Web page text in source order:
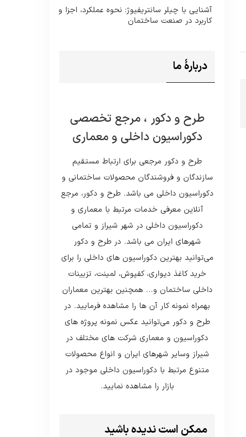
آشنایی با چیلر سانتریفیوژ: نحوه عملکرد، اجزا و
کاربرد در صنعت ساختمان
دربارۀ ما
طرح و دکور ، مرجع تخصصی
دکوراسیون داخلی و معماری
طرح و دکور مرجعی برای ارتباط مستقیم
سازندگان و فروشندگان محصولات ساختمانی و
دکوراسیون داخلی می باشد. طرح و دکور، مرجع
آنلاین معرفی خدمات مرتبط با معماری و
دکوراسیون داخلی در شهر شیراز و تمامی
شهرهای ایران می باشد. در طرح و دکور
می‌توانید بهترین دکوراسیون های داخلی را برای
خرید کاغذ دیواری، کفپوش، لمینت، تزیینات
داخلی ساختمان و... همچنین بهترین معماران
بهمراه نمونه کار آن ها را مشاهده فرمایید. در
طرح و دکور می‌توانید عکس نمونه پروژه های
دکوراسیون و معماری شرکت های مختلف در
شیراز وسایر شهرهای ایران و انواع محصولات
متنوع مرتبط با دکوراسیون داخلی موجود در
بازار را مشاهده نمایید.
ممکن است ندیده باشید